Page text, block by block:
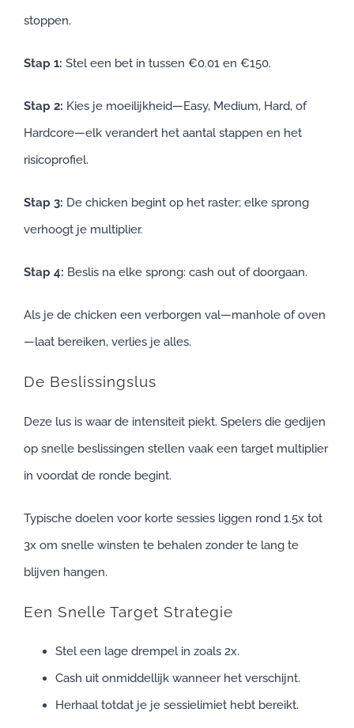
stoppen.
Stap 1: Stel een bet in tussen €0.01 en €150.
Stap 2: Kies je moeilijkheid—Easy, Medium, Hard, of
Hardcore—elk verandert het aantal stappen en het
risicoprofiel.
Stap 3: De chicken begint op het raster; elke sprong
verhoogt je multiplier.
Stap 4: Beslis na elke sprong: cash out of doorgaan.
Als je de chicken een verborgen val—manhole of oven
—laat bereiken, verlies je alles.
De Beslissingslus
Deze lus is waar de intensiteit piekt. Spelers die gedijen
op snelle beslissingen stellen vaak een target multiplier
in voordat de ronde begint.
Typische doelen voor korte sessies liggen rond 1.5x tot
3x om snelle winsten te behalen zonder te lang te
blijven hangen.
Een Snelle Target Strategie
Stel een lage drempel in zoals 2x.
Cash uit onmiddellijk wanneer het verschijnt.
Herhaal totdat je je sessielimiet hebt bereikt.